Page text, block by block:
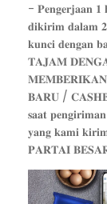
- 𝐏𝐞𝐧𝐠𝐞𝐫𝐣𝐚𝐚𝐧 𝟏
𝐝𝐢𝐤𝐢𝐫𝐢𝐦 𝐝𝐚𝐥𝐚𝐦
𝐤𝐮𝐧𝐜𝐢
𝐓𝐀𝐉𝐀𝐌
𝐌𝐄𝐌𝐁𝐄𝐑𝐈𝐊𝐀𝐍
𝐁𝐀𝐑𝐔 /
𝐬𝐚𝐚𝐭
𝐲𝐚𝐧𝐠 𝐤𝐚𝐦𝐢
𝐏𝐀𝐑𝐓𝐀𝐈